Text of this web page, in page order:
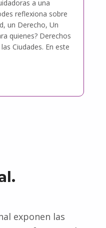
a una
reflexiona sobre
un Derecho, Un
quienes? Derechos
Ciudades. En este
exponen las